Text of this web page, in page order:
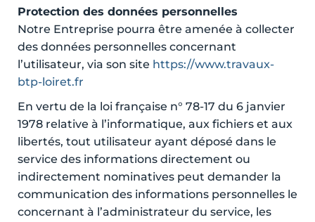
Protection des données personnelles
Notre Entreprise pourra être amenée à collecter
des données personnelles concernant
l’utilisateur, via son site https://www.travaux-
btp-loiret.fr
En vertu de la loi française n° 78-17 du 6 janvier
1978 relative à l’informatique, aux fichiers et aux
libertés, tout utilisateur ayant déposé dans le
service des informations directement ou
indirectement nominatives peut demander la
communication des informations personnelles le
concernant à l’administrateur du service, les